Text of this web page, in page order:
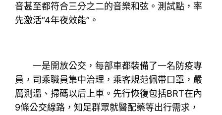
音甚至都符合三分之二的音樂和弦。測試點，率
先激活“4年夜效能”。
一是開放公交，每部車都裝備了一名防疫專
員，司乘職員集中治理，乘客規范佩帶口罩，嚴
厲測溫、掃碼以后上車。先行恢復包括BRT在內
9條公交線路，知足群眾就醫配藥等出行需求，